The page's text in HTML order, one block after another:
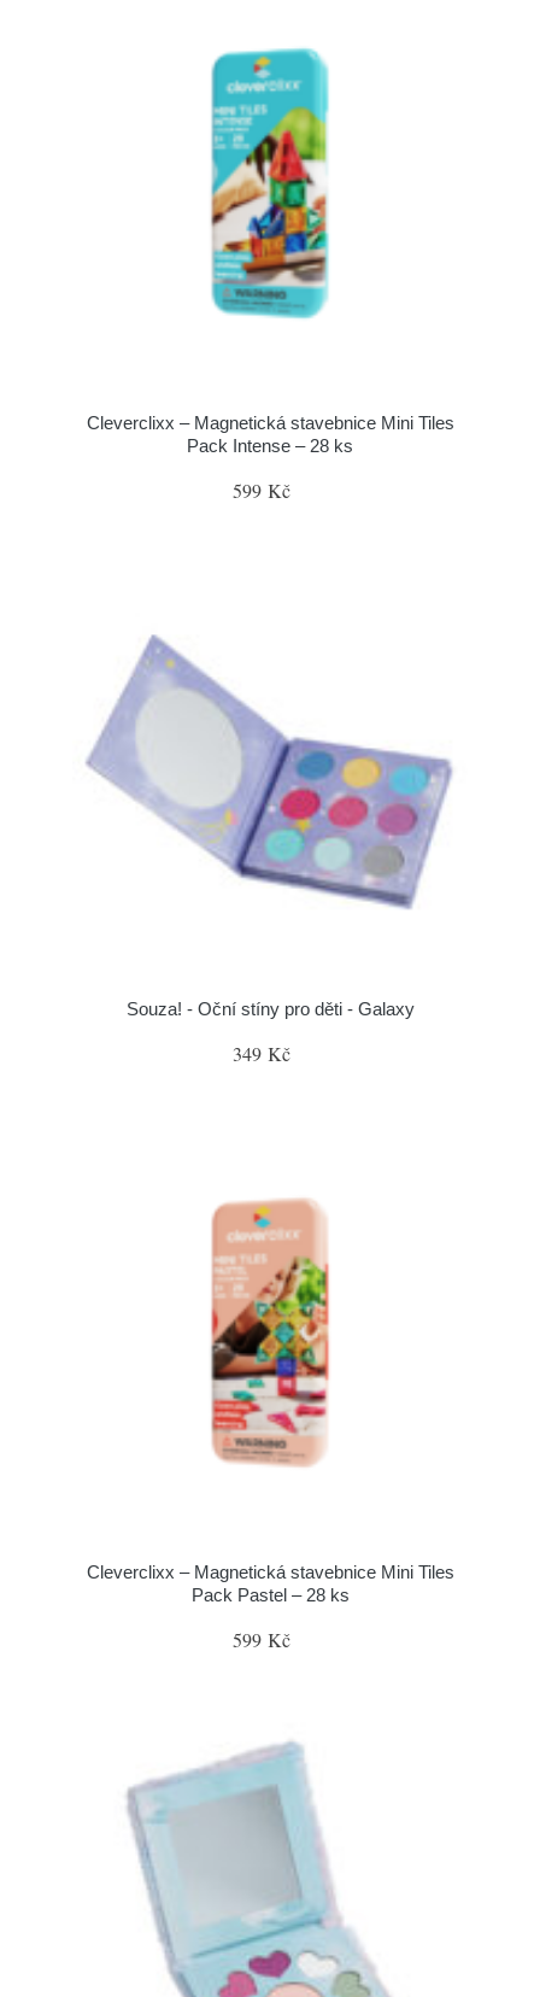
Cleverclixx – Magnetická stavebnice Mini Tiles
Pack Intense – 28 ks
599 Kč
Souza! - Oční stíny pro děti - Galaxy
349 Kč
Cleverclixx – Magnetická stavebnice Mini Tiles
Pack Pastel – 28 ks
599 Kč